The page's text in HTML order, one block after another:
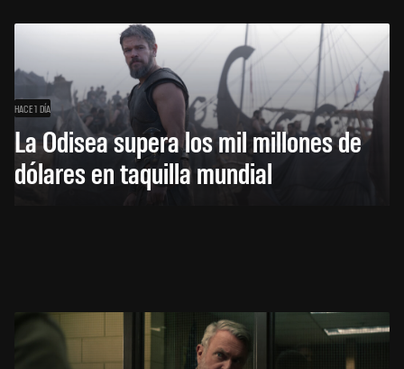
HACE 1 DÍA
La Odisea supera los mil millones de
dólares en taquilla mundial